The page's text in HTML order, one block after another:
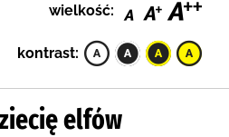
wielkość:
kontrast:
elfów